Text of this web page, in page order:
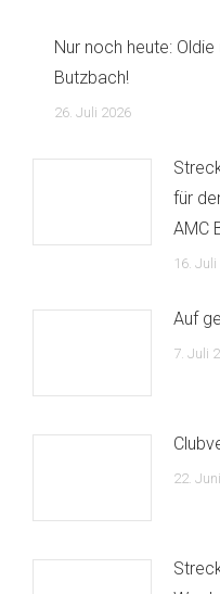
Nur noch heute:
Butzbach!
26. Juli 2026
für
AMC
16.
Auf
7. Juli
22.